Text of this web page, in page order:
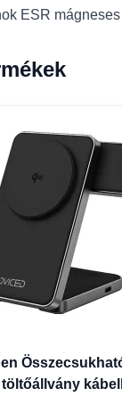
ESR mágneses